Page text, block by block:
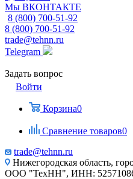
Мы ВКОНТАКТЕ
8 (800) 700-51-92
8 (800) 700-51-92
trade@tehnn.ru
Telegram
Задать вопрос
Войти
Корзина0
Сравнение товаров0
trade@tehnn.ru
Нижегородская область,
ООО "ТехНН", ИНН: